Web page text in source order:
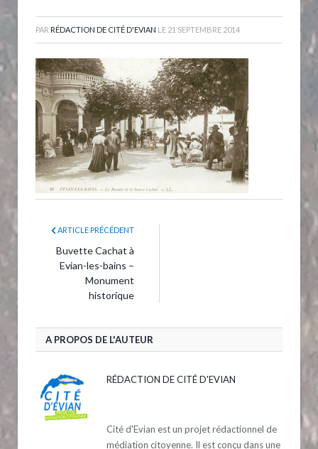
PAR RÉDACTION DE CITÉ D'EVIAN LE 21 SEPTEMBRE 2014
ARTICLE PRÉCÉDENT
Buvette Cachat à
Evian-les-bains –
Monument
historique
A PROPOS DE L'AUTEUR
RÉDACTION DE CITÉ D'EVIAN
Cité d'Evian est un projet rédactionnel de
médiation citoyenne. Il est conçu dans une